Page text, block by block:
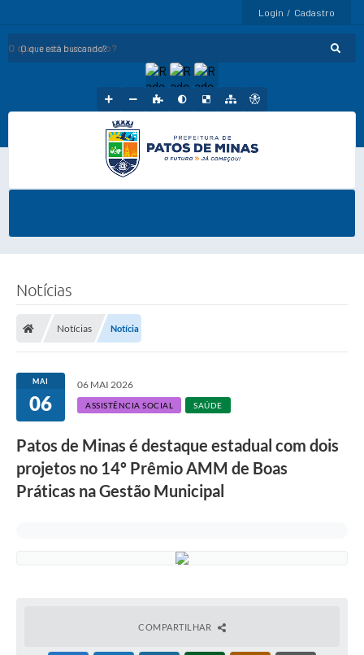
Login / Cadastro
O que está buscando?
Notícias
Notícias Notícia
MAI
06
06 MAI 2026
ASSISTÊNCIA SOCIAL SAÚDE
Patos de Minas é destaque estadual com dois
projetos no 14º Prêmio AMM de Boas
Práticas na Gestão Municipal
COMPARTILHAR